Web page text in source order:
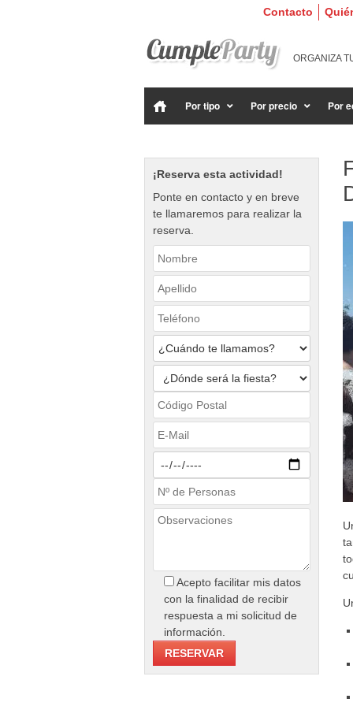
Contacto
ORGANIZA
Por tipo Por precio Por
¡Reserva esta actividad!
Ponte en contacto y en breve
te llamaremos para realizar la
reserva.
Acepto facilitar mis datos
con la finalidad de recibir
respuesta a mi solicitud de
información.